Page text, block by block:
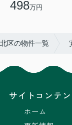
498万円
区の物件一覧
サイトコンテ
ホーム